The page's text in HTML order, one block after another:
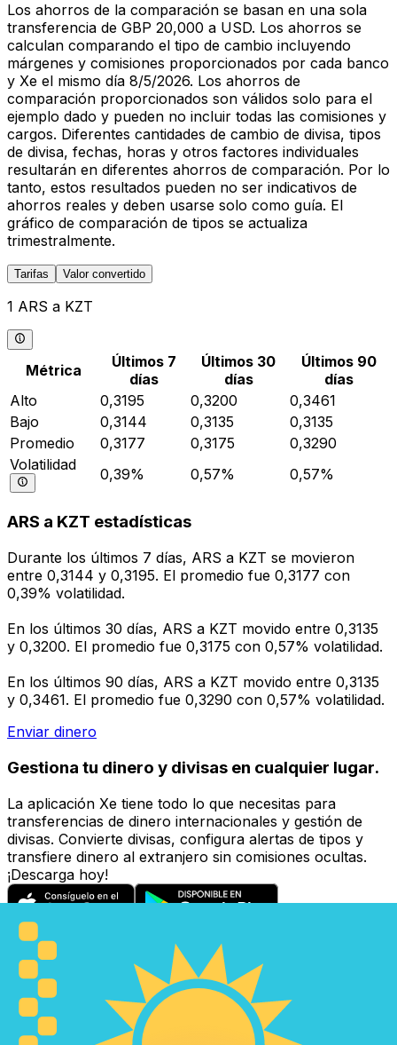
Los ahorros de la comparación se basan en una sola
transferencia de GBP 20,000 a USD. Los ahorros se
calculan comparando el tipo de cambio incluyendo
márgenes y comisiones proporcionados por cada banco
y Xe el mismo día 8/5/2026. Los ahorros de
comparación proporcionados son válidos solo para el
ejemplo dado y pueden no incluir todas las comisiones y
cargos. Diferentes cantidades de cambio de divisa, tipos
de divisa, fechas, horas y otros factores individuales
resultarán en diferentes ahorros de comparación. Por lo
tanto, estos resultados pueden no ser indicativos de
ahorros reales y deben usarse solo como guía. El
gráfico de comparación de tipos se actualiza
trimestralmente.
Tarifas Valor convertido
1 ARS a KZT
Métrica
Últimos 7
días
Últimos 30
días
Últimos 90
días
Alto
0,3195 0,3200
0,3461
Bajo
0,3144 0,3135
0,3135
Promedio
0,3177 0,3175
0,3290
Volatilidad
0,39% 0,57% 0,57%
ARS a KZT estadísticas
Durante los últimos 7 días, ARS a KZT se movieron
entre 0,3144 y 0,3195. El promedio fue 0,3177 con
0,39% volatilidad.
En los últimos 30 días, ARS a KZT movido entre 0,3135
y 0,3200. El promedio fue 0,3175 con 0,57% volatilidad.
En los últimos 90 días, ARS a KZT movido entre 0,3135
y 0,3461. El promedio fue 0,3290 con 0,57% volatilidad.
Enviar dinero
Gestiona tu dinero y divisas en cualquier lugar.
La aplicación Xe tiene todo lo que necesitas para
transferencias de dinero internacionales y gestión de
divisas. Convierte divisas, configura alertas de tipos y
transfiere dinero al extranjero sin comisiones ocultas.
¡Descarga hoy!